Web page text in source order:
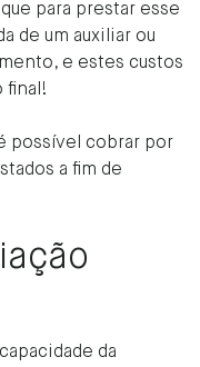
para prestar esse
de um auxiliar ou
e estes custos
final!
possível cobrar por
a fim de
da